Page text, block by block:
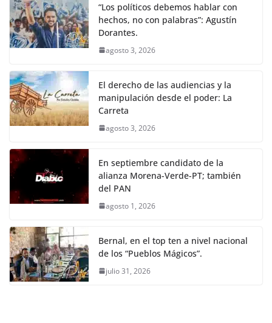
“Los políticos debemos hablar con
hechos, no con palabras”: Agustín
Dorantes.
agosto 3, 2026
El derecho de las audiencias y la
manipulación desde el poder: La
Carreta
agosto 3, 2026
En septiembre candidato de la
alianza Morena-Verde-PT; también
del PAN
agosto 1, 2026
Bernal, en el top ten a nivel nacional
de los “Pueblos Mágicos”.
julio 31, 2026